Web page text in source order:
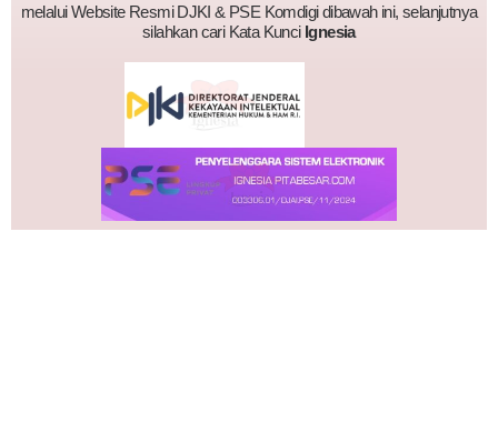
melalui Website Resmi DJKI & PSE Komdigi dibawah ini, selanjutnya
silahkan cari Kata Kunci Ignesia